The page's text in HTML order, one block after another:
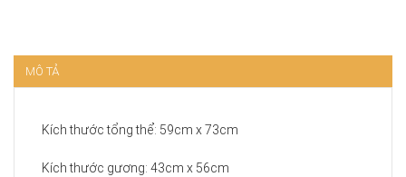
MÔ TẢ
Kích thước tổng thể: 59cm x 73cm
Kích thước gương: 43cm x 56cm